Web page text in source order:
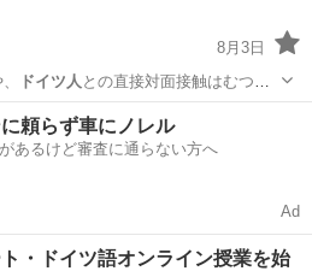
8月3日
ドイツ人 との直接対面接触はむつか
その他 ドイツ語
頼らず車にノレル
あるけど審査に通らない方へ
Ad
・ドイツ語オンライン授業を始